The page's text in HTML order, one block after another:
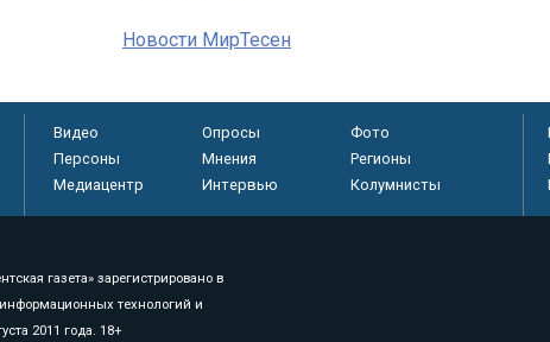
Новости МирТесен
Видео Опросы
Фото
Персоны
Мнения
Регионы
Медиацентр
Интервью Колумнисты
газета» зарегистрировано в
технологий и
2011 года. 18+